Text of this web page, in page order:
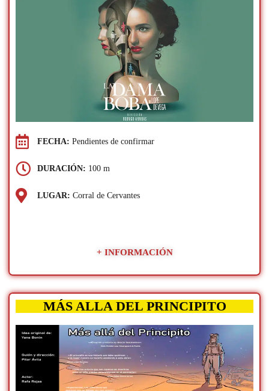
FECHA: Pendientes de confirmar
DURACIÓN: 100 m
LUGAR: Corral de Cervantes
+ INFORMACIÓN
MÁS ALLA DEL PRINCIPITO